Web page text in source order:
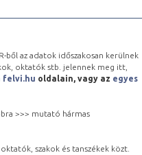
ből az adatok időszakosan kerülnek
oktatók stb. jelennek meg itt,
felvi.hu oldalain, vagy az egyes
>>> mutató hármas
szakok és tanszékek közt.